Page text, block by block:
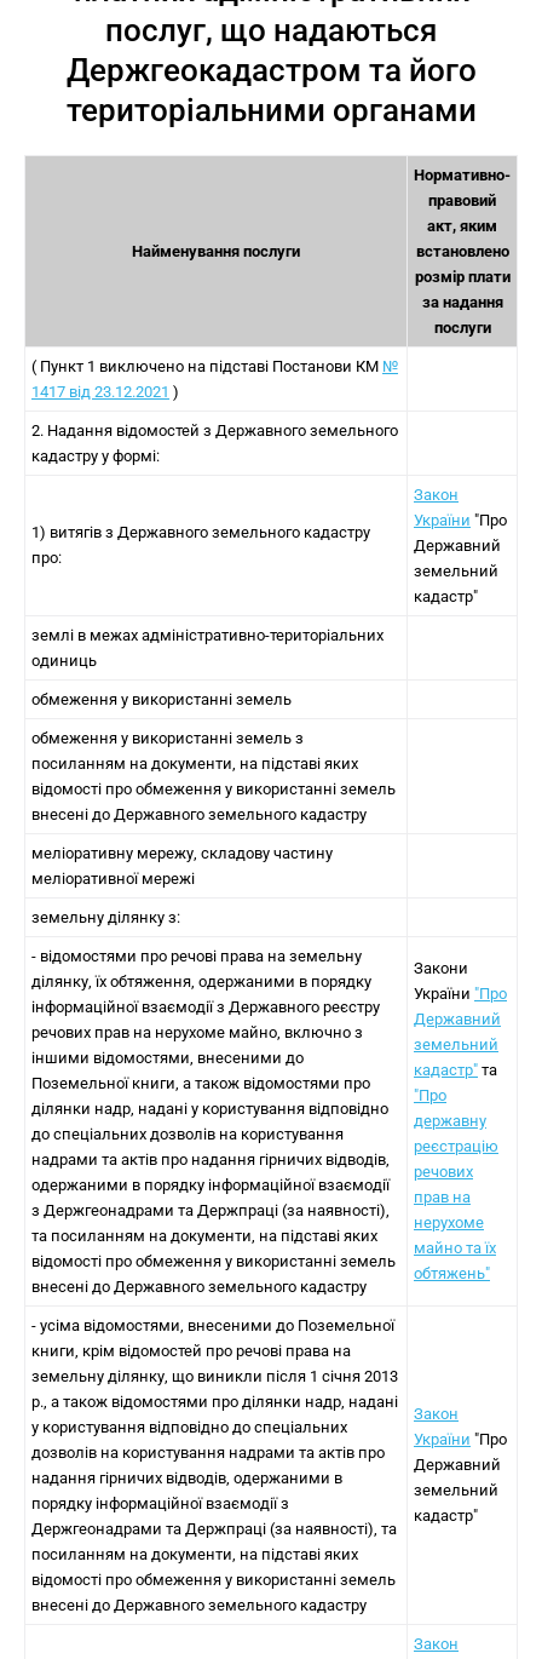
послуг, що надаються
Держгеокадастром та його
територіальними органами
Найменування послуги
Нормативно-
правовий
акт, яким
встановлено
розмір плати
за надання
послуги
( Пункт 1 виключено на підставі Постанови КМ №
1417 від 23.12.2021 )
2. Надання відомостей з Державного земельного
кадастру у формі:
1) витягів з Державного земельного кадастру
про:
Закон
України "Про
Державний
земельний
кадастр"
землі в межах адміністративно-територіальних
одиниць
обмеження у використанні земель
обмеження у використанні земель з
посиланням на документи, на підставі яких
відомості про обмеження у використанні земель
внесені до Державного земельного кадастру
меліоративну мережу, складову частину
меліоративної мережі
земельну ділянку з:
- відомостями про речові права на земельну
ділянку, їх обтяження, одержаними в порядку
інформаційної взаємодії з Державного реєстру
речових прав на нерухоме майно, включно з
іншими відомостями, внесеними до
Поземельної книги, а також відомостями про
ділянки надр, надані у користування відповідно
до спеціальних дозволів на користування
надрами та актів про надання гірничих відводів,
одержаними в порядку інформаційної взаємодії
з Держгеонадрами та Держпраці (за наявності),
та посиланням на документи, на підставі яких
відомості про обмеження у використанні земель
внесені до Державного земельного кадастру
Закони
України "Про
Державний
земельний
кадастр" та
"Про
державну
реєстрацію
речових
прав на
нерухоме
майно та їх
обтяжень"
- усіма відомостями, внесеними до Поземельної
книги, крім відомостей про речові права на
земельну ділянку, що виникли після 1 січня 2013
р., а також відомостями про ділянки надр, надані
у користування відповідно до спеціальних
дозволів на користування надрами та актів про
надання гірничих відводів, одержаними в
порядку інформаційної взаємодії з
Держгеонадрами та Держпраці (за наявності), та
посиланням на документи, на підставі яких
відомості про обмеження у використанні земель
внесені до Державного земельного кадастру
Закон
України "Про
Державний
земельний
кадастр"
Закон